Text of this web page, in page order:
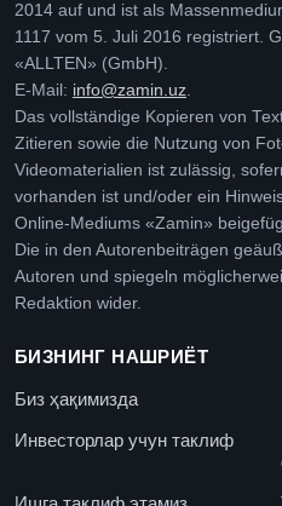
2014 auf und ist als
1117 vom 5. Juli 2016 registriert.
«ALLTEN» (GmbH).
E-Mail: info@zamin.uz.
Das vollständige Kopieren von
Zitieren sowie die Nutzung von
Videomaterialien ist zulässig,
vorhanden ist und/oder ein
Online-Mediums «Zamin»
Die in den Autorenbeiträgen
Autoren und spiegeln
Redaktion wider.
БИЗНИНГ НАШРИЁТ
Биз ҳақимизда
Инвесторлар учун таклиф